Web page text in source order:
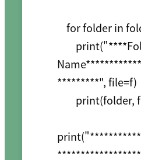
for folder in
*********", file=f)
print(folder,